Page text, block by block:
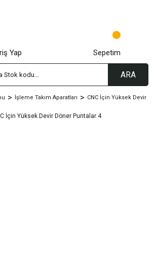
ARA
Yap Sepetim
İşleme Takım Aparatları CNC İçin Yüksek Devir